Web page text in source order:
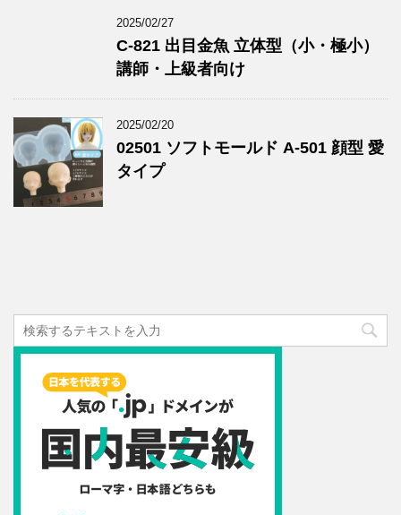
2025/02/27
C-821 出目金魚 立体型（小・極小）
講師・上級者向け
2025/02/20
02501 ソフトモールド A-501 顔型 愛
タイプ